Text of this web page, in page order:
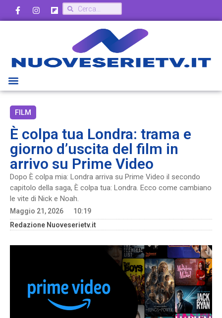
FILM
È colpa tua Londra: trama e
giorno d’uscita del film in
arrivo su Prime Video
Dopo È colpa mia: Londra arriva su Prime Video il secondo
capitolo della saga, È colpa tua: Londra. Ecco come cambiano
le vite di Nick e Noah.
Maggio 21, 2026
10:19
Redazione Nuoveserietv.it